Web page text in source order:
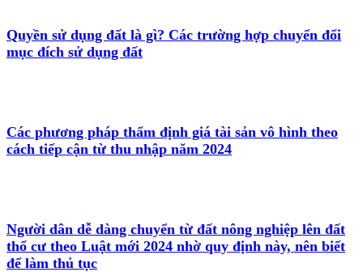
Quyền sử dụng đất là gì? Các trường hợp chuyển đổi
mục đích sử dụng đất
Các phương pháp thẩm định giá tài sản vô hình theo
cách tiếp cận từ thu nhập năm 2024
Người dân dễ dàng chuyển từ đất nông nghiệp lên đất
thổ cư theo Luật mới 2024 nhờ quy định này, nên biết
để làm thủ tục